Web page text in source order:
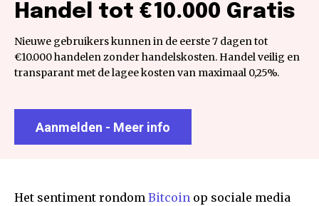
Handel tot €10.000 Gratis
Nieuwe gebruikers kunnen in de eerste 7 dagen tot
€10.000 handelen zonder handelskosten. Handel veilig en
transparant met de lagee kosten van maximaal 0,25%.
Aanmelden - Meer info
Het sentiment rondom Bitcoin op sociale media